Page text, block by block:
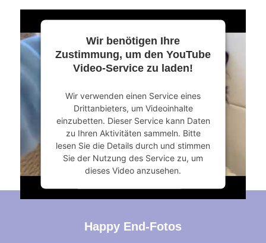
Wir benötigen Ihre
Zustimmung, um den YouTube
Video-Service zu laden!
Wir verwenden einen Service eines
Drittanbieters, um Videoinhalte
einzubetten. Dieser Service kann Daten
zu Ihren Aktivitäten sammeln. Bitte
lesen Sie die Details durch und stimmen
Sie der Nutzung des Service zu, um
dieses Video anzusehen.
Mehr Informationen
Akzeptieren
Happy End-Fotos